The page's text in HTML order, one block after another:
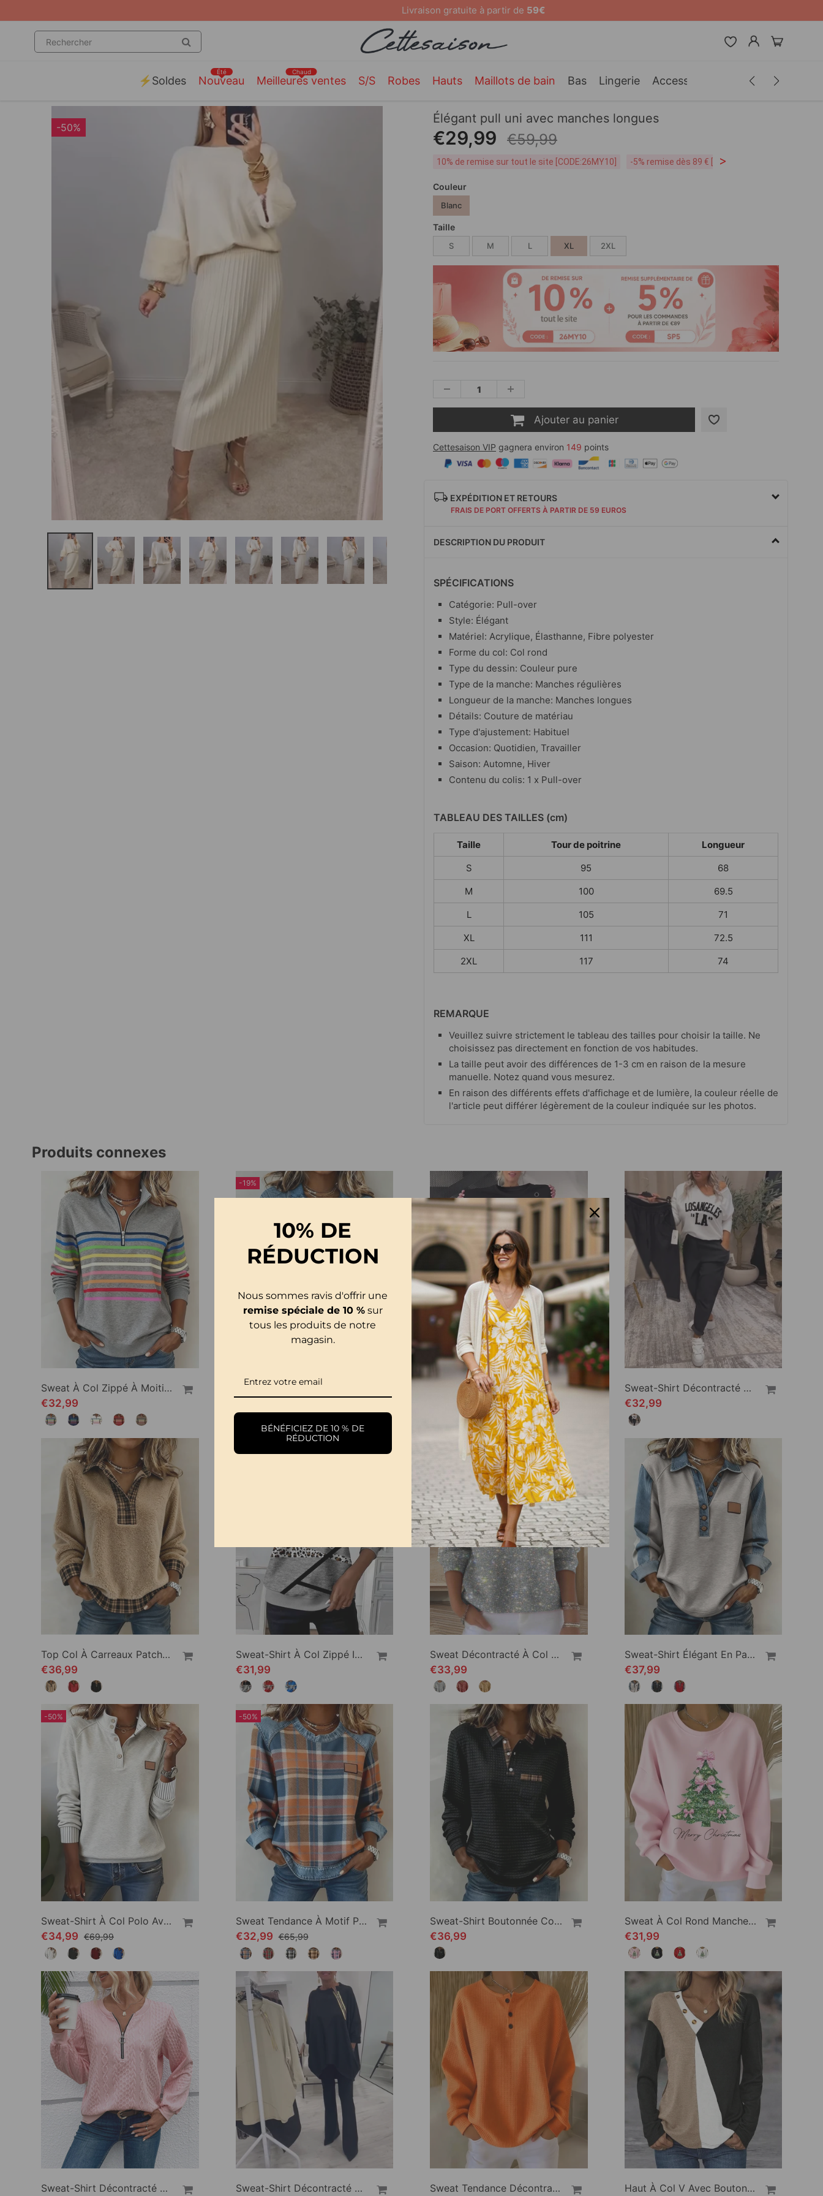
Livraison gratuite à partir de59€
⚡️Soldes Nouveau
Été
Meilleures ventes
Chaud
S/S Robes Hauts Maillots de bain Bas Lingerie Accessoires Hommes
-50%
Élégant pull uni avec manches longues
€29,99 €59,99
10% de remise sur tout le site [CODE:26MY10] -5% remise dès 89 € [CODE:SP5]
>
Couleur
Blanc
Taille
S M L XL 2XL
Ajouter au panier
Cettesaison VIP gagnera environ 149 points
EXPÉDITION ET RETOURS
FRAIS DE PORT OFFERTS À PARTIR DE 59 EUROS
DESCRIPTION DU PRODUIT
SPÉCIFICATIONS
Catégorie: Pull-over
Style: Élégant
Matériel: Acrylique, Élasthanne, Fibre polyester
Forme du col: Col rond
Type du dessin: Couleur pure
Type de la manche: Manches régulières
Longueur de la manche: Manches longues
Détails: Couture de matériau
Type d'ajustement: Habituel
Occasion: Quotidien, Travailler
Saison: Automne, Hiver
Contenu du colis: 1 x Pull-over
TABLEAU DES TAILLES (cm)
Taille Tour de poitrine
Longueur
S
95
68
M
100
69.5
L
105
71
XL
111
72.5
2XL
117 74
REMARQUE
Veuillez suivre strictement le tableau des tailles pour choisir la taille. Ne
choisissez pas directement en fonction de vos habitudes.
La taille peut avoir des différences de 1-3 cm en raison de la mesure
manuelle. Notez quand vous mesurez.
En raison des différents effets d'affichage et de lumière, la couleur réelle de
l'article peut différer légèrement de la couleur indiquée sur les photos.
Produits connexes
Sweat À Col Zippé À Moitié Avec Rayures Arc-En-Ciel Tendance
€32,99
-19%
Sweat-Shirt Décontracté À Col Rond Et Fente De Couleur Unie
€34,99
Sweat-Shirt Décontracté À Col En V Avec Imprimé Lettre
€32,99
Top Col À Carreaux Patchwork Couleur Unie
€36,99
Sweat-Shirt À Col Zippé Imprimé
€31,99
Sweat Décontracté À Col Rond
€33,99
Sweat-Shirt Élégant En Patchwork De Denim À Manches Longues
€37,99
-50%
Sweat-Shirt À Col Polo Avec Patte Partiellement Ouverte
€34,99 €69,99
-50%
Sweat Tendance À Motif Patchwork À Carreaux
€32,99 €65,99
Sweat-Shirt Boutonnée Col V À Blocs De Couleur
€36,99
Sweat À Col Rond Manches Longues Imprimé Noël
€31,99
Sweat-Shirt Décontracté À Manches Longues Et Fermeture Éclair De Couleur Unie Sweat-Shirt Décontracté Ample Avec Poches Latérales Zippées Sweat Tendance Décontracté Uni À Manches Longues Haut À Col V Avec Bouton Contrasté
10% DE
RÉDUCTION
Nous sommes ravis d'offrir une
remise spéciale de 10 %sur
tous les produits de notre
magasin.
BÉNÉFICIEZ DE 10 % DE
RÉDUCTION